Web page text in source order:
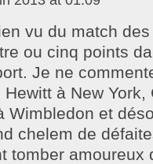
vu du match
ou cinq points
Je ne
Hewitt à New
Wimbledon et
chelem de
tomber amoureux